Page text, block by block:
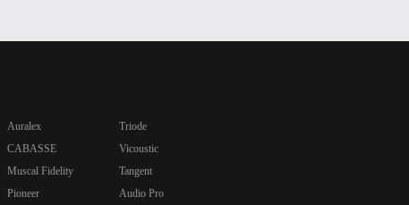
Auralex
CABASSE
Muscal Fidelity
Pioneer
Triode
Vicoustic
Tangent
Audio Pro